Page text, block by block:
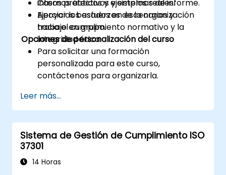
internos efectivos y sistemas de informe.
Apoyar los esfuerzos de la organización
hacia el cumplimiento normativo y la
integridad ética.
Casos prácticos y ejemplos reales.
Ejercicios basados en escenarios y
trabajo en grupo.
Opciones de personalización del curso
Para solicitar una formación
personalizada para este curso,
contáctenos para organizarla.
Leer más...
Sistema de Gestión de Cumplimiento ISO
37301
14 Horas